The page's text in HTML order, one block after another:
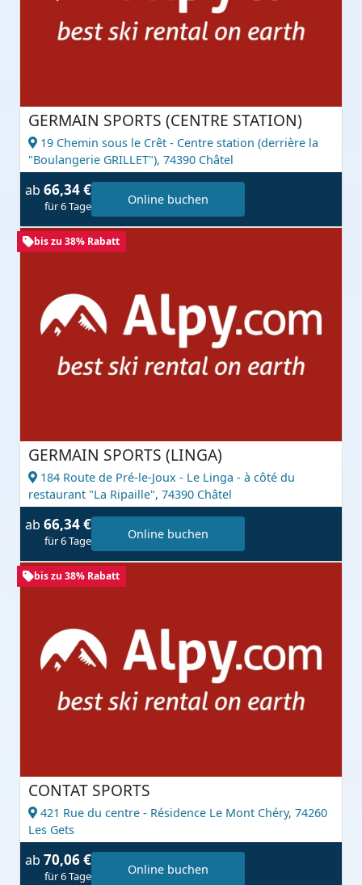
GERMAIN SPORTS (CENTRE STATION)
19 Chemin sous le Crêt - Centre station (derrière la
"Boulangerie GRILLET"), 74390 Châtel
ab 66,34 €
für 6 Tage Online buchen
bis zu 38% Rabatt
GERMAIN SPORTS (LINGA)
184 Route de Pré-le-Joux - Le Linga - à côté du
restaurant "La Ripaille", 74390 Châtel
ab 66,34 €
für 6 Tage Online buchen
bis zu 38% Rabatt
CONTAT SPORTS
421 Rue du centre - Résidence Le Mont Chéry, 74260
Les Gets
ab 70,06 €
für 6 Tage Online buchen